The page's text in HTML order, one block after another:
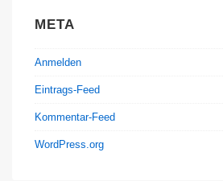
META
Anmelden
Eintrags-Feed
Kommentar-Feed
WordPress.org